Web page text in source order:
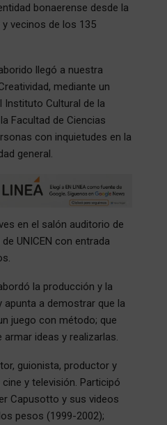
bonaerense desde la
vecinos de los 135
llegó a nuestra
mediante un
Cultural de la
Facultad de Ciencias
con inquietudes en la
general.
en el salón auditorio de
UNICEN con entrada
la producción y la
apunta a demostrar que la
juego con método; que
ideas y realizarlas.
guionista, productor y
y televisión. Participó
Capusotto y sus videos
pesos (1999-2002);